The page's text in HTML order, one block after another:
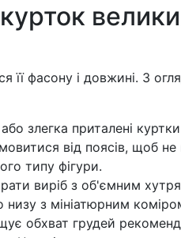
фасону і довжині. З
злегка приталені
від поясів, щоб
типу фігури.
виріб з об'ємним
з мініатюрним
обхват грудей